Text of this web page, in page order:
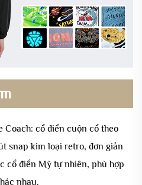
Coach: cổ điển cuộn cổ theo
snap kim loại retro, đơn giản
cổ điển Mỹ tự nhiên, phù hợp
nhau.